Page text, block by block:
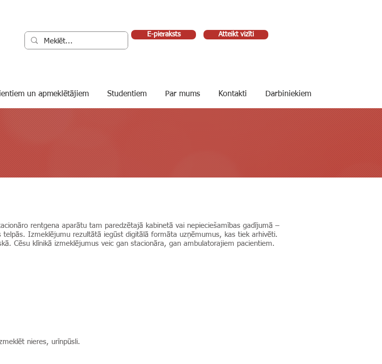
E-pieraksts Atteikt vizīti
un apmeklētājiem Studentiem Par mums Kontakti Darbiniekiem
rentgena aparātu tam paredzētajā kabinetā vai nepieciešamības gadījumā –
Izmeklējumu rezultātā iegūst digitālā formāta uzņēmumus, kas tiek arhivēti.
Cēsu klīnikā izmeklējumus veic gan stacionāra, gan ambulatorajiem pacientiem.
nieres, urīnpūsli.